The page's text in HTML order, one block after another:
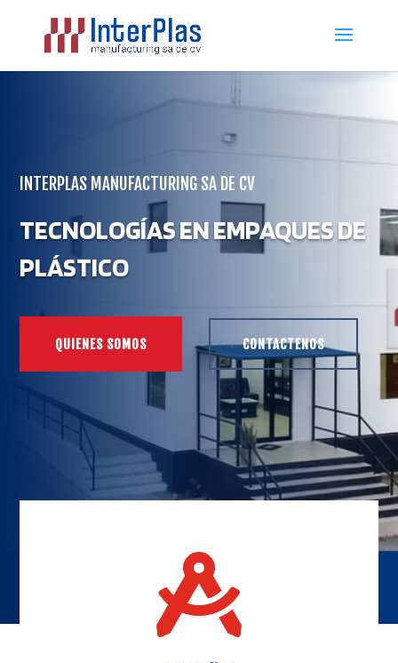
INTERPLAS MANUFACTURING SA DE CV
TECNOLOGÍAS EN EMPAQUES DE
PLÁSTICO
QUIENES SOMOS CONTACTENOS
